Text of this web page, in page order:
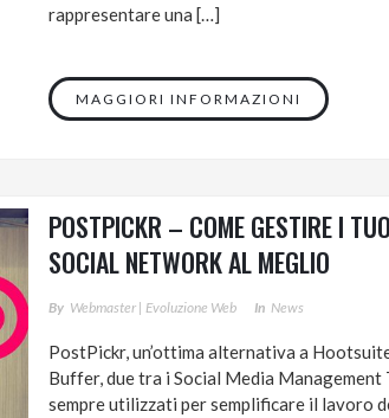
rappresentare una […]
MAGGIORI INFORMAZIONI
POSTPICKR – COME GESTIRE I
SOCIAL NETWORK AL MEGLIO
By Webmaster | Evoluzione Web In News
PostPickr, un’ottima alternativa a
Buffer, due tra i Social Media Management
sempre utilizzati per semplificare il lavoro